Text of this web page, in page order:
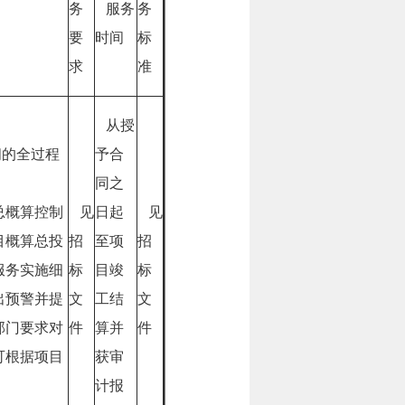
务
要
求
服务
时间
务
标
准
全过程
算控制
概算总投
务实施细
预警并提
门要求对
据项目
见
招
标
文
件
从授
予合
同之
日起
至项
目竣
工结
算并
获审
计报
见
招
标
文
件